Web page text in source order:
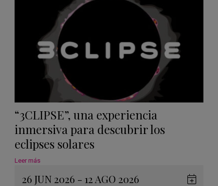
“3CLIPSE”, una experiencia
inmersiva para descubrir los
eclipses solares
Leer más
26 JUN 2026 - 12 AGO 2026